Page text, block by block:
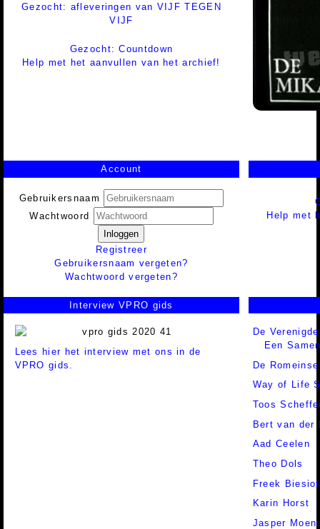
Gezocht: afleveringen van VIJF TEGEN
VIJF
Gezocht: Countdown
Help met het aanvullen van het archief!
Account
Gebruikersnaam
Wachtwoord
Inloggen
Registreer
Gebruikersnaam vergeten?
Wachtwoord vergeten?
Help met
Interview VPRO gids
Lees hier het interview met ons in de
VPRO gids.
De
Een
De
Way of Life
Toos
Bert van der
Aad Ceelen
Theo Dols
Freek Biesiot
Karin Horst
Jasper